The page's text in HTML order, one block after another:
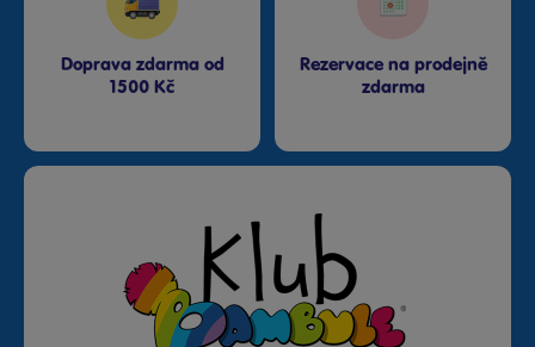
Doprava zdarma od
1500 Kč
Rezervace na prodejně
zdarma